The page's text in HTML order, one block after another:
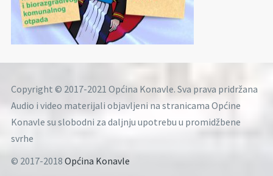
Copyright © 2017-2021 Općina Konavle. Sva prava pridržana
Audio i video materijali objavljeni na stranicama Općine
Konavle su slobodni za daljnju upotrebu u promidžbene
svrhe
© 2017-2018 Općina Konavle